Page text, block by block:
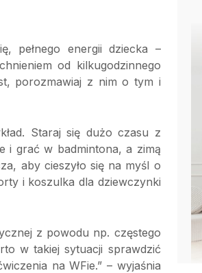
pełnego energii dziecka –
od kilkugodzinnego
porozmawiaj z nim o tym i
Staraj się dużo czasu z
i grać w badmintona, a zimą
aby cieszyło się na myśl o
i koszulka dla dziewczynki
z powodu np. częstego
w takiej sytuacji sprawdzić
na WFie.” – wyjaśnia